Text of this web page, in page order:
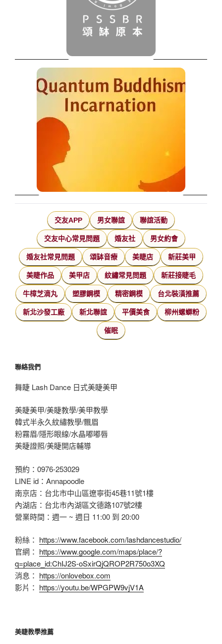
交友APP 男女聯誼 聯誼活動
交友中心常見問題 婚友社 男女約會
婚友社常見問題 頌缽音療 美睫店 新莊美甲
美睫作品 美甲店 紋繡常見問題 新莊接睫毛
牛樟芝滴丸 塑膠鋼模 精密鋼模 台北裝潢推薦
新北沙發工廠 新北聯誼 平價美食 柳州螺螄粉
催眠
聯絡我們
舞睫 Lash Dance 日式美睫美甲
美睫美甲/美睫教學/美甲教學
韓式半永久紋繡教學/飄眉
粉霧眉/隱形眼線/水晶嘟嘟唇
美睫證照/美睫開店輔導
預約：0976-253029
LINE id：Annapoodle
南京店：台北市中山區遼寧街45巷11號1樓
內湖店：台北市內湖區文德路107號2樓
營業時間：週一 ~ 週日 11:00 到 20:00
粉絲： https://www.facebook.com/lashdancestudio/
官網： https://www.google.com/maps/place/?
q=place_id:ChIJ2S-oSxirQjQROP2R750o3XQ
消息： https://onlovebox.com
影片： https://youtu.be/WPGPW9vjV1A
美睫教學推薦